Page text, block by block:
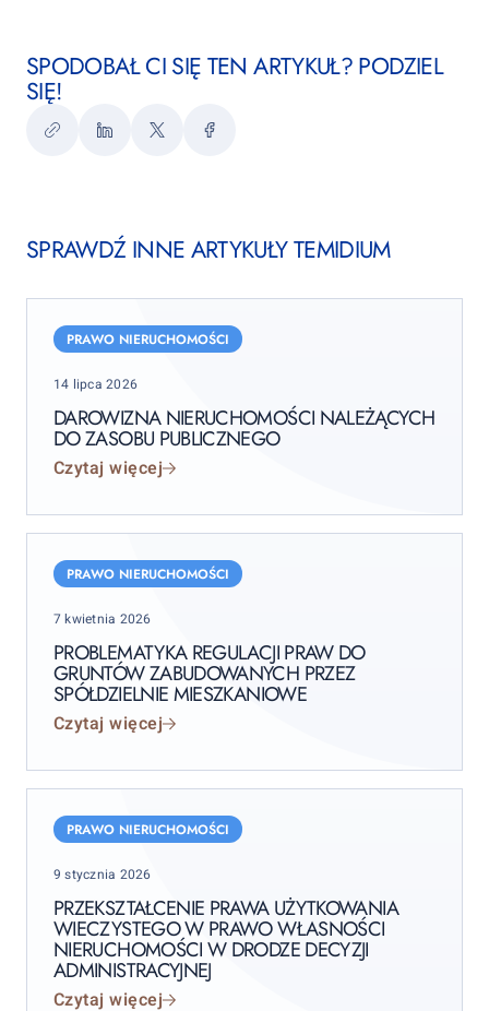
SPODOBAŁ CI SIĘ TEN ARTYKUŁ? PODZIEL
SIĘ!
KopiujLinkedInTwitter Facebook
SPRAWDŹ INNE ARTYKUŁY TEMIDIUM
PRAWO NIERUCHOMOŚCI
Posted
14 lipca 2026
DAROWIZNA NIERUCHOMOŚCI NALEŻĄCYCH
DO ZASOBU PUBLICZNEGO
Czytaj więcej
PRAWO NIERUCHOMOŚCI
Posted
7 kwietnia 2026
PROBLEMATYKA REGULACJI PRAW DO
GRUNTÓW ZABUDOWANYCH PRZEZ
SPÓŁDZIELNIE MIESZKANIOWE
Czytaj więcej
PRAWO NIERUCHOMOŚCI
Posted
9 stycznia 2026
PRZEKSZTAŁCENIE PRAWA UŻYTKOWANIA
WIECZYSTEGO W PRAWO WŁASNOŚCI
NIERUCHOMOŚCI W DRODZE DECYZJI
ADMINISTRACYJNEJ
Czytaj więcej